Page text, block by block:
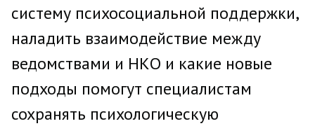
систему психосоциальной поддержки,
наладить взаимодействие между
ведомствами и НКО и какие новые
подходы помогут специалистам
сохранять психологическую